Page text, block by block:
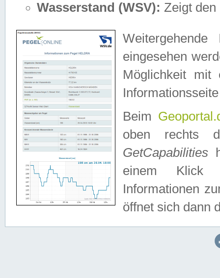
Wasserstand (WSV): Zeigt den
eingesehen
Möglichkeit mit
Beim
oben rechts
GetCapabilities
einem Klick
Informationen
öffnet sich dann